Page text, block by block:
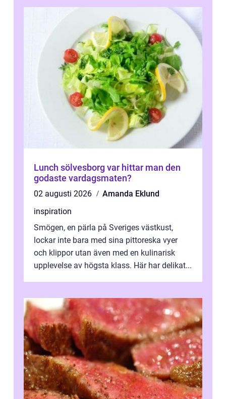
Lunch sölvesborg var hittar man den
godaste vardagsmaten?
02 augusti 2026
Amanda Eklund
inspiration
Smögen, en pärla på Sveriges västkust,
lockar inte bara med sina pittoreska vyer
och klippor utan även med en kulinarisk
upplevelse av högsta klass. Här har delikat...